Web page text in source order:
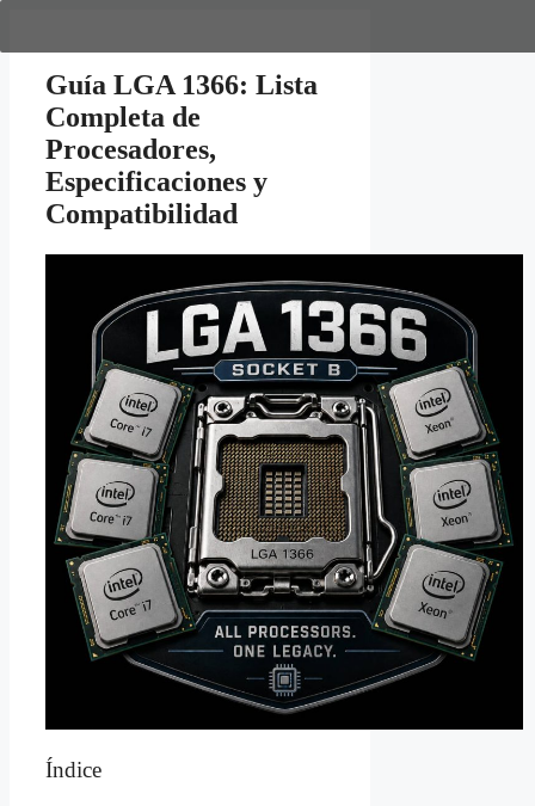
Guía LGA 1366: Lista
Completa de
Procesadores,
Especificaciones y
Compatibilidad
Índice